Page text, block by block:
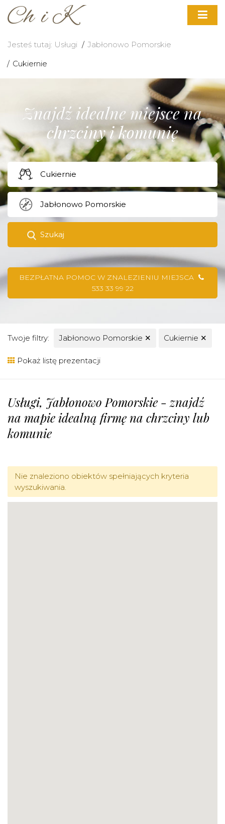
Jesteś tutaj: Usługi
Jabłonowo Pomorskie
Cukiernie
Znajdź idealne miejsce na
chrzciny i komunię
Szukaj
BEZPŁATNA POMOC W ZNALEZIENIU MIEJSCA
533 33 99 22
Twoje filtry: Jabłonowo Pomorskie ✕ Cukiernie ✕
Pokaż listę prezentacji
Usługi, Jabłonowo Pomorskie - znajdź
na mapie idealną firmę na chrzciny lub
komunie
Nie znaleziono obiektów spełniających kryteria
wyszukiwania.